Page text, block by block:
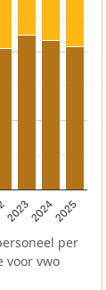
202320242025
per
voor vwo